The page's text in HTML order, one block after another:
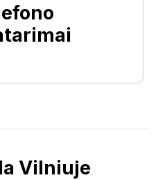
Vilniuje